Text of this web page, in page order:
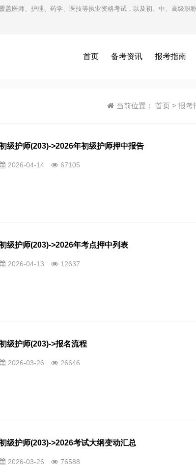
盖医师、护理、药学、医技等执业资格考试，以及初、中、高级
首页 备考资讯 报考指南
当前位置： 首页 > 报考
级护师(203)->2026年初级护师押中报告
2026-04-14 67105
级护师(203)->2026年考点押中列表
2026-04-13 12637
级护师(203)->报名流程
2026-03-26 26646
级护师(203)->2026考试大纲变动汇总
2026-03-26 76588